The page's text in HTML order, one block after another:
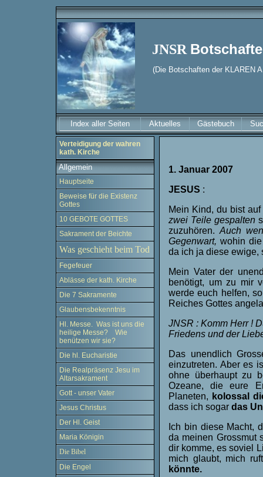
JNSR
(Die Botschaften der KLAREN
Index aller Seiten Aktuelles Gästebuch
Verteidigung der wahren
kath. Kirche
Allgemein
Hauptseite
Beweise für die Existenz
Gottes
10 GEBOTE GOTTES
Sakrament der Beichte
Was geschieht beim Tod
Fegefeuer
Ablässe der kath. Kirche
Die 7 Sakramente
Glaubensbekenntnis
Hl. Messe. Was ist uns die
heilige Messe? Wie
benützen wir sie?
Die hl. Eucharistie
Die Realpräsenz Jesu im
Altarsakrament
Gott - unser Vater
Jesus Christus
Der Hl. Geist
Maria Königin
Die Bibel
Die Engel
1. Januar 2007
JESUS :
Mein Kind, du bist
zwei Teile gespalten
zuzuhören. Auch
Gegenwart, wohin
da ich ja diese ewige,
Mein Vater der
benötigt, um zu mir
werde euch helfen,
Reiches Gottes
JNSR : Komm Herr !
Friedens und der
Das unendlich
einzutreten. Aber es
ohne überhaupt zu
Ozeane, die eure
Planeten, kolossal
dass ich sogar das
Ich bin diese Macht,
da meinen Grossmut
dir komme, es soviel
mich glaubt, mich
könnte.